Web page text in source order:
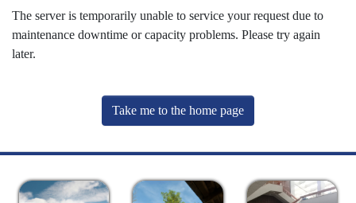
The server is temporarily unable to service your request due to
maintenance downtime or capacity problems. Please try again
later.
Take me to the home page